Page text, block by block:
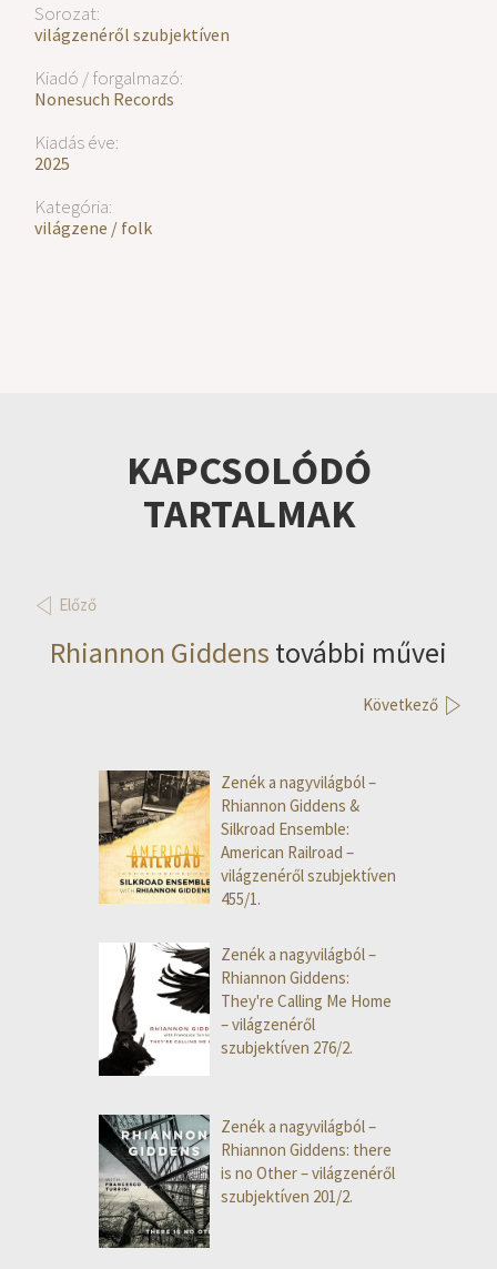
Sorozat:
világzenéről szubjektíven
Kiadó / forgalmazó:
Nonesuch Records
Kiadás éve:
2025
Kategória:
világzene / folk
KAPCSOLÓDÓ
TARTALMAK
Előző
Rhiannon Giddens további művei
Következő
Zenék a nagyvilágból –
Rhiannon Giddens &
Silkroad Ensemble:
American Railroad –
világzenéről szubjektíven
455/1.
Zenék a nagyvilágból –
Rhiannon Giddens:
They're Calling Me Home
– világzenéről
szubjektíven 276/2.
Zenék a nagyvilágból –
Rhiannon Giddens: there
is no Other – világzenéről
szubjektíven 201/2.